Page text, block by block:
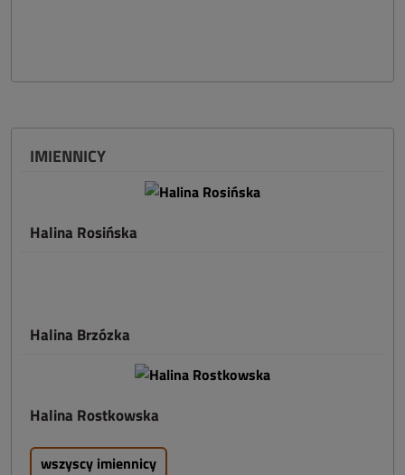
IMIENNICY
Halina Rosińska
Halina Brzózka
Halina Rostkowska
wszyscy imiennicy